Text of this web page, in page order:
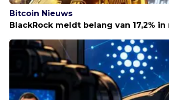
Bitcoin Nieuws
BlackRock meldt belang van 17,2%